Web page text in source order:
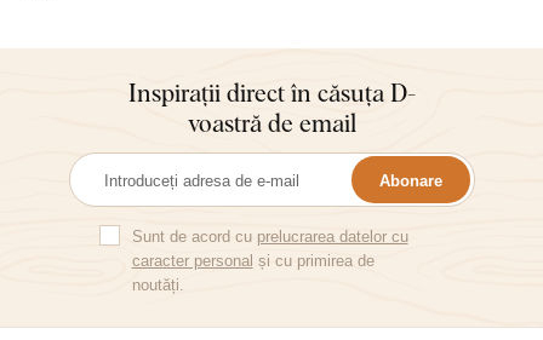
Inspirații direct în căsuța D-
voastră de email
Abonare
Sunt de acord cu prelucrarea datelor cu
caracter personal și cu primirea de
noutăți.